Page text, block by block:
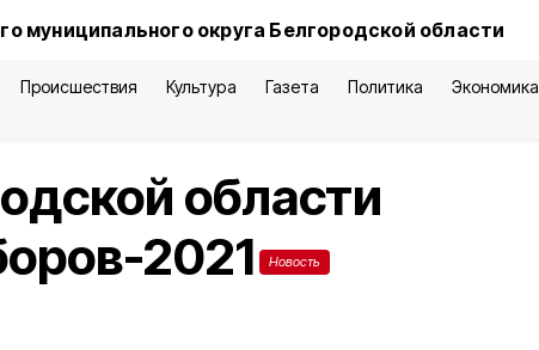
муниципального округа Белгородской области
Происшествия Культура Газета Политика Экономика
области
2021
Новость